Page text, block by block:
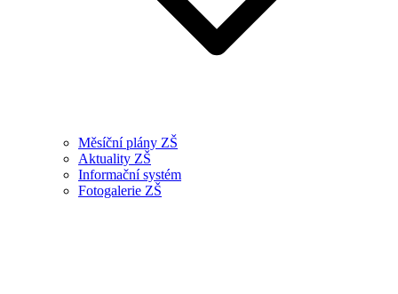
Měsíční plány ZŠ
Aktuality ZŠ
Informační systém
Fotogalerie ZŠ